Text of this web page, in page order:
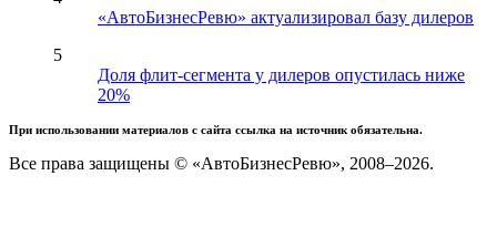
«АвтоБизнесРевю» актуализировал базу дилеров
5
Доля флит-сегмента у дилеров опустилась ниже
20%
При использовании материалов с сайта ссылка на источник обязательна.
Все права защищены © «АвтоБизнесРевю», 2008–2026.